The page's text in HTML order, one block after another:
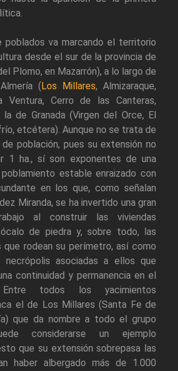
poblados va marcando el territorio
desde el sur de la provincia de
Plomo, en Mazarrón), a lo largo de
( Los Millares, Almizaraque,
Ventura, Cerro de las Canteras,
de Granada (Virgen del Orce, El
etcétera). Aunque no se trata de
población, pues su extensión no
1 ha., sí son exponentes de una
estable enraizado con
en los que, como señalan
Miranda, se ha invertido una gran
al construir las viviendas
de piedra y, sobre todo, las
que rodean su perímetro, así como
necrópolis asociadas a ellos que
continuidad y permanencia en el
Entre todos los yacimientos
el de Los Millares (Santa Fe de
que da nombre a todo el grupo
considerarse un ejemplo
que su extensión sobrepasa las
haber albergado más de 1.000